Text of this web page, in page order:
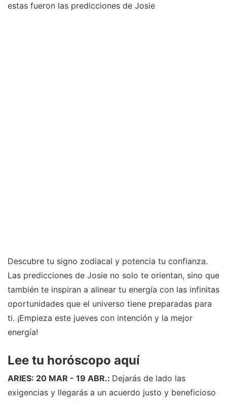
estas fueron las predicciones de Josie
Descubre tu signo zodiacal y potencia tu confianza.
Las predicciones de Josie no solo te orientan, sino que
también te inspiran a alinear tu energía con las infinitas
oportunidades que el universo tiene preparadas para
ti. ¡Empieza este jueves con intención y la mejor
energía!
Lee tu horóscopo aquí
ARIES: 20 MAR - 19 ABR.: Dejarás de lado las
exigencias y llegarás a un acuerdo justo y beneficioso